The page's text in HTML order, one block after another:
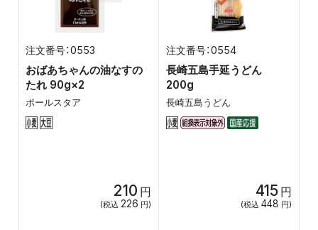
0553
おばあちゃんの油なすの
たれ 90g×2
ポールスタア
210 円
(税込 226 円)
0554
長崎五島手延うどん
200g
長崎五島うどん
415 円
(税込 448 円)